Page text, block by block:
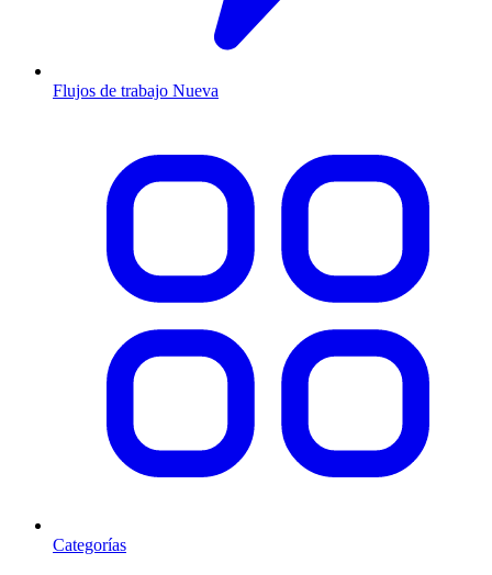
Flujos de trabajo Nueva
Categorías